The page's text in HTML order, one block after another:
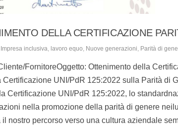
DELLA CERTIFICAZIONE
Impresa inclusiva lavoro equo Nuove generazioni Parità di
FornitoreOggetto: Ottenimento della
Certificazione UNI/PdR 125:2022 sulla Parità di
Certificazione UNI/PdR 125:2022, lo
nella promozione della parità di genere
il nostro percorso verso una cultura aziendale